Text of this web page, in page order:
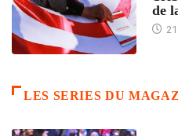
de
LES SERIES DU